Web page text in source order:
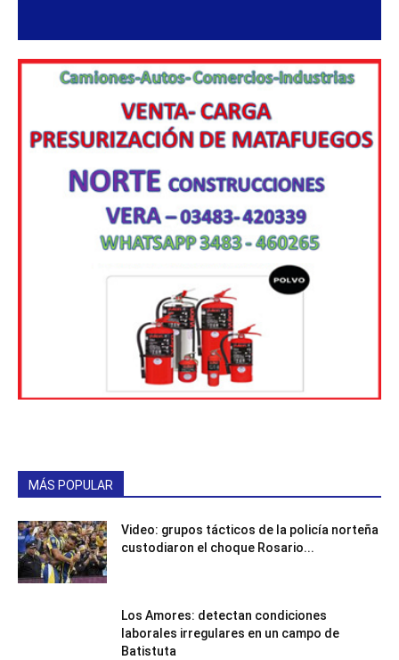
MÁS POPULAR
Video: grupos tácticos de la policía norteña
custodiaron el choque Rosario...
Los Amores: detectan condiciones
laborales irregulares en un campo de
Batistuta